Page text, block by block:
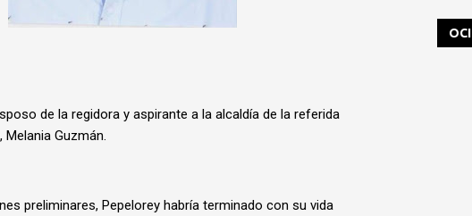
de la regidora y aspirante a la alcaldía de la referida
Guzmán.
preliminares, Pepelorey habría terminado con su vida